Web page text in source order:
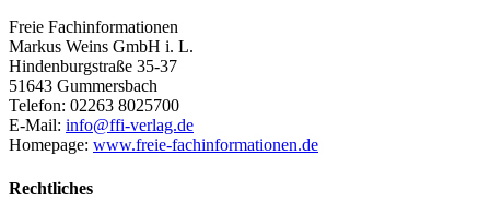
Freie Fachinformationen
Markus Weins GmbH i. L.
Hindenburgstraße 35-37
51643 Gummersbach
Telefon: 02263 8025700
E-Mail: info@ffi-verlag.de
Homepage: www.freie-fachinformationen.de
Rechtliches